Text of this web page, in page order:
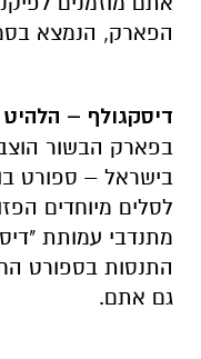
הפארק, הנמצא
דיסקגולף –
בפארק הבשור
בישראל – ספורט
לסלים מיוחדים
מתנדבי עמותת
התנסות בספורט
גם אתם.